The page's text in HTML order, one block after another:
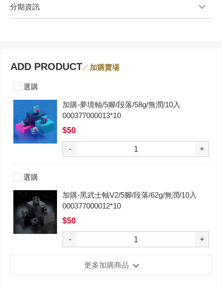
分期資訊
ADD PRODUCT 加購賣場
選購
加購-夢境軸/5腳/段落/58g/無潤/10入
000377000013*10
$50
- +
選購
加購-黑武士軸V2/5腳/段落/62g/無潤/10入
000377000012*10
$50
- +
更多加購商品